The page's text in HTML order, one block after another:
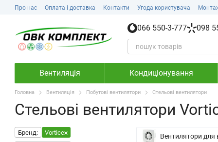
Перейти до основного контенту
Про нас Оплата і доставка Контакти Угода користувача
066 550-3-777 098
Вентиляція Кондиціонування
Головна Вентиляція Побутові вентилятори Стельові вентилятори
Стельові вентилятори
Вентилятори для
Бренд:
Vortice